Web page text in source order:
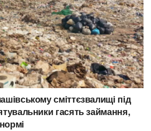
сміттєзвалищі під
гасять займання,